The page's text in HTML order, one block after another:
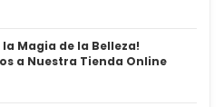
la Magia de la Belleza!
a Nuestra Tienda Online